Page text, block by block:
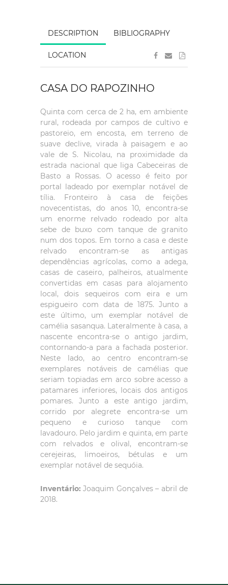
DESCRIPTION BIBLIOGRAPHY
LOCATION
CASA DO RAPOZINHO
Quinta com cerca de 2 ha, em ambiente
rural, rodeada por campos de cultivo e
pastoreio, em encosta, em terreno de
suave declive, virada à paisagem e ao
vale de S. Nicolau, na proximidade da
estrada nacional que liga Cabeceiras de
Basto a Rossas. O acesso é feito por
portal ladeado por exemplar notável de
tília. Fronteiro à casa de feições
novecentistas, do anos 10, encontra-se
um enorme relvado rodeado por alta
sebe de buxo com tanque de granito
num dos topos. Em torno a casa e deste
relvado encontram-se as antigas
dependências agrícolas, como a adega,
casas de caseiro, palheiros, atualmente
convertidas em casas para alojamento
local, dois sequeiros com eira e um
espigueiro com data de 1875. Junto a
este último, um exemplar notável de
camélia sasanqua. Lateralmente à casa, a
nascente encontra-se o antigo jardim,
contornando-a para a fachada posterior.
Neste lado, ao centro encontram-se
exemplares notáveis de camélias que
seriam topiadas em arco sobre acesso a
patamares inferiores, locais dos antigos
pomares. Junto a este antigo jardim,
corrido por alegrete encontra-se um
pequeno e curioso tanque com
lavadouro. Pelo jardim e quinta, em parte
com relvados e olival, encontram-se
cerejeiras, limoeiros, bétulas e um
exemplar notável de sequóia.
Inventário:Joaquim Gonçalves – abril de
2018.